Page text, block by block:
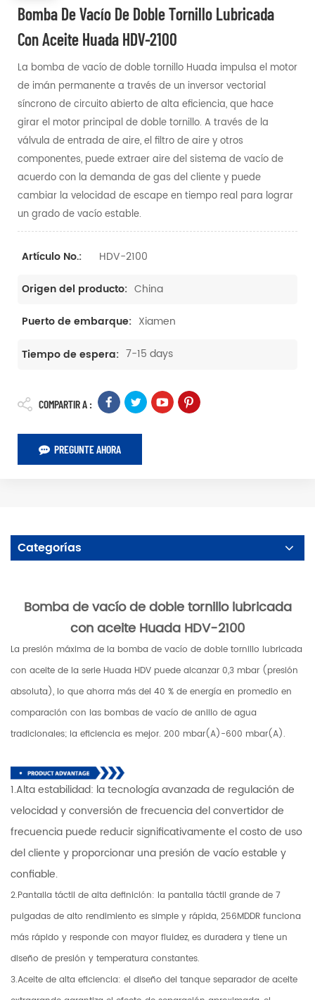
Bomba De Vacío De Doble Tornillo Lubricada
Con Aceite Huada HDV-2100
La bomba de vacío de doble tornillo Huada impulsa el motor
de imán permanente a través de un inversor vectorial
síncrono de circuito abierto de alta eficiencia, que hace
girar el motor principal de doble tornillo. A través de la
válvula de entrada de aire, el filtro de aire y otros
componentes, puede extraer aire del sistema de vacío de
acuerdo con la demanda de gas del cliente y puede
cambiar la velocidad de escape en tiempo real para lograr
un grado de vacío estable.
Artículo No.: HDV-2100
Origen del producto: China
Puerto de embarque: Xiamen
Tiempo de espera: 7-15 days
COMPARTIR A :
PREGUNTE AHORA
Categorías
Bomba de vacío de doble tornillo lubricada
con aceite Huada HDV-2100
La presión máxima de la bomba de vacío de doble tornillo lubricada
con aceite de la serie Huada HDV puede alcanzar 0,3 mbar (presión
absoluta), lo que ahorra más del 40 % de energía en promedio en
comparación con las bombas de vacío de anillo de agua
tradicionales; la eficiencia es mejor. 200 mbar(A)-600 mbar(A).
1.Alta estabilidad: la tecnología avanzada de regulación de
velocidad y conversión de frecuencia del convertidor de
frecuencia puede reducir significativamente el costo de uso
del cliente y proporcionar una presión de vacío estable y
confiable.
2.Pantalla táctil de alta definición: la pantalla táctil grande de 7
pulgadas de alto rendimiento es simple y rápida, 256MDDR funciona
más rápido y responde con mayor fluidez, es duradera y tiene un
diseño de presión y temperatura constantes.
3.Aceite de alta eficiencia: el diseño del tanque separador de aceite